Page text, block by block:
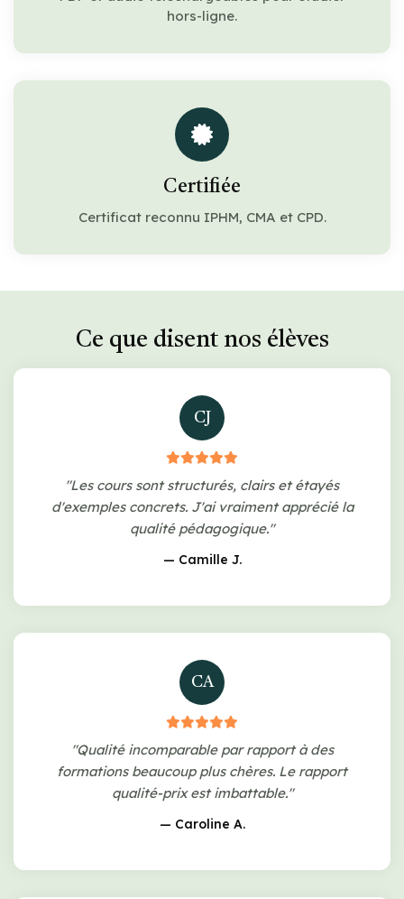
hors-ligne.
Certifiée
Certificat reconnu IPHM, CMA et CPD.
Ce que disent nos élèves
CJ
"Les cours sont structurés, clairs et étayés
d'exemples concrets. J'ai vraiment apprécié la
qualité pédagogique."
— Camille J.
CA
"Qualité incomparable par rapport à des
formations beaucoup plus chères. Le rapport
qualité-prix est imbattable."
— Caroline A.